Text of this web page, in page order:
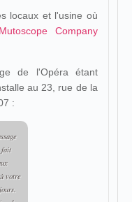
locaux et l'usine où
Company
de l'Opéra étant
au 23, rue de la
:
fait
votre